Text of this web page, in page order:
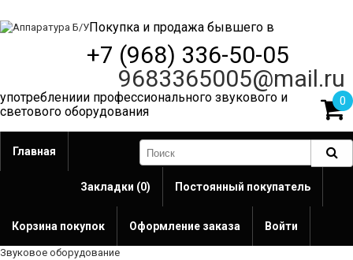
+7 (968) 336-50-05
9683365005@mail.ru
0
Покупка и продажа бывшего в
употреблениии профессионального звукового и
светового оборудования
Главная
Закладки (0) Постоянный покупатель
Корзина покупок Оформление заказа Войти
Звуковое оборудование